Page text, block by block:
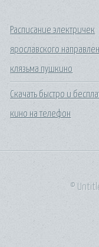
Расписание электричек
ярославского
клязьма пушкино
Скачать быстро и
кино на телефон
©